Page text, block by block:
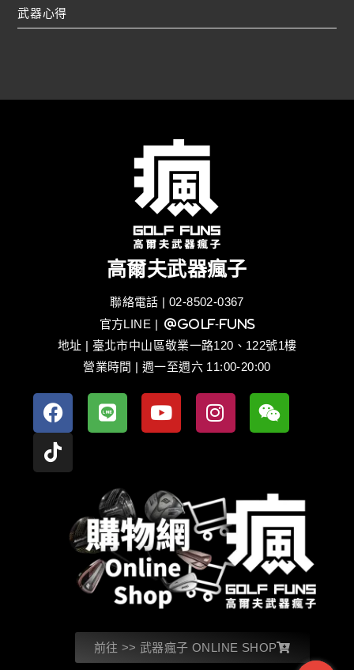
武器心得
高爾夫武器瘋子
聯絡電話 | 02-8502-0367
官方LINE | @golf-funs
地址 | 臺北市中山區敬業一路120、122號1樓
營業時間 | 週一至週六 11:00-20:00
前往 >> 武器瘋子 ONLINE SHOP